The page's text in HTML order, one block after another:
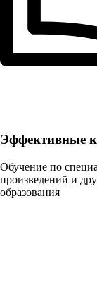
Эффективные
Обучение по
произведений и
образования